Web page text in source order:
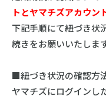
トとヤマチズアカウン
下記手順にて紐づき状
続きをお願いいたします
■紐づき状況の確認方
ヤマチズにログインし